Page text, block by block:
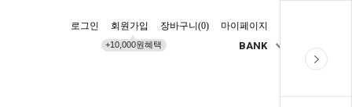
로그인 회원가입
+10,000원혜택
장바구니(0) 마이페이지
BANK